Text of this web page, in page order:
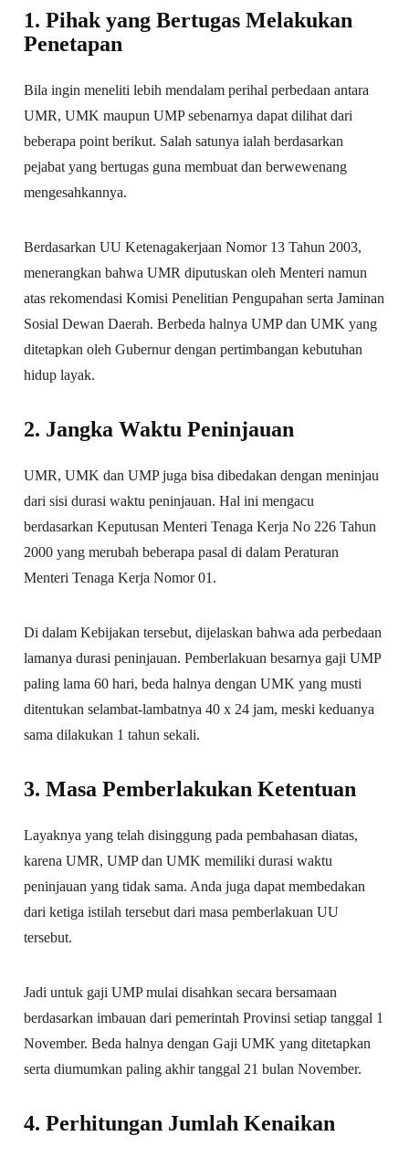
1. Pihak yang Bertugas Melakukan
Penetapan
Bila ingin meneliti lebih mendalam perihal perbedaan antara
UMR, UMK maupun UMP sebenarnya dapat dilihat dari
beberapa point berikut. Salah satunya ialah berdasarkan
pejabat yang bertugas guna membuat dan berwewenang
mengesahkannya.
Berdasarkan UU Ketenagakerjaan Nomor 13 Tahun 2003,
menerangkan bahwa UMR diputuskan oleh Menteri namun
atas rekomendasi Komisi Penelitian Pengupahan serta Jaminan
Sosial Dewan Daerah. Berbeda halnya UMP dan UMK yang
ditetapkan oleh Gubernur dengan pertimbangan kebutuhan
hidup layak.
2. Jangka Waktu Peninjauan
UMR, UMK dan UMP juga bisa dibedakan dengan meninjau
dari sisi durasi waktu peninjauan. Hal ini mengacu
berdasarkan Keputusan Menteri Tenaga Kerja No 226 Tahun
2000 yang merubah beberapa pasal di dalam Peraturan
Menteri Tenaga Kerja Nomor 01.
Di dalam Kebijakan tersebut, dijelaskan bahwa ada perbedaan
lamanya durasi peninjauan. Pemberlakuan besarnya gaji UMP
paling lama 60 hari, beda halnya dengan UMK yang musti
ditentukan selambat-lambatnya 40 x 24 jam, meski keduanya
sama dilakukan 1 tahun sekali.
3. Masa Pemberlakukan Ketentuan
Layaknya yang telah disinggung pada pembahasan diatas,
karena UMR, UMP dan UMK memiliki durasi waktu
peninjauan yang tidak sama. Anda juga dapat membedakan
dari ketiga istilah tersebut dari masa pemberlakuan UU
tersebut.
Jadi untuk gaji UMP mulai disahkan secara bersamaan
berdasarkan imbauan dari pemerintah Provinsi setiap tanggal 1
November. Beda halnya dengan Gaji UMK yang ditetapkan
serta diumumkan paling akhir tanggal 21 bulan November.
4. Perhitungan Jumlah Kenaikan